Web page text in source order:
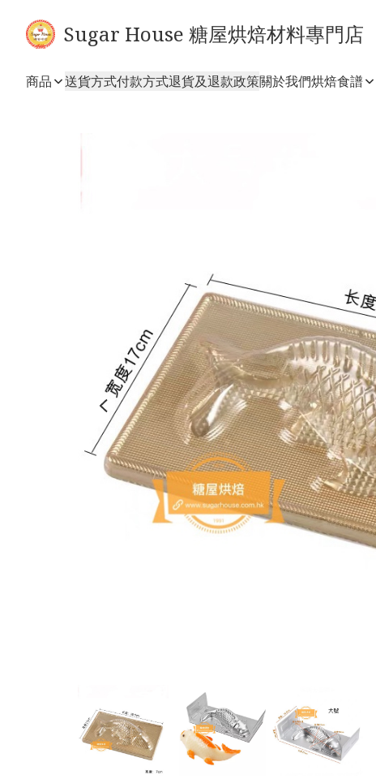
Sugar House 糖屋烘焙材料專門店
商品 送貨方式付款方式退貨及退款政策關於我們烘焙食譜